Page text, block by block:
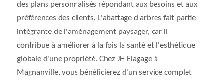
des plans personnalisés répondant aux besoins et aux
préférences des clients. L'abattage d'arbres fait partie
intégrante de l'aménagement paysager, car il
contribue à améliorer à la fois la santé et l'esthétique
globale d'une propriété. Chez JH Elagage à
Magnanville, vous bénéficierez d'un service complet